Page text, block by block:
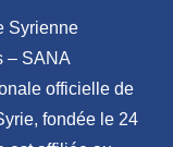
Syrienne
– SANA
officielle de
fondée le 24